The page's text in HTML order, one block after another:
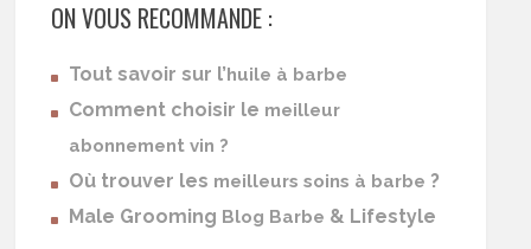
ON VOUS RECOMMANDE :
Tout savoir sur l’huile à barbe
Comment choisir le meilleur
abonnement vin ?
Où trouver les meilleurs soins à barbe ?
Male Grooming Blog Barbe & Lifestyle